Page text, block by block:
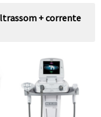
+ corrente